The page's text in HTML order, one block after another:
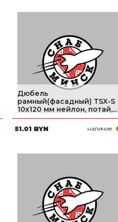
Дюбель
рамный(фасадный) TSX-S
10х120 мм нейлон, потай,...
51.01 BYN наличие: